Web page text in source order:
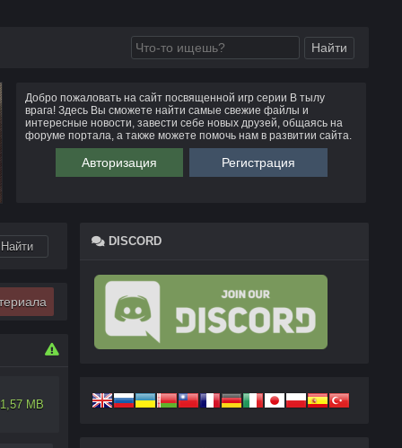
Добро пожаловать на сайт посвященной игр серии В тылу
врага! Здесь Вы сможете найти самые свежие файлы и
интересные новости, завести себе новых друзей, общаясь на
форуме портала, а также можете помочь нам в развитии сайта.
Авторизация Регистрация
DISCORD
1,57 MB